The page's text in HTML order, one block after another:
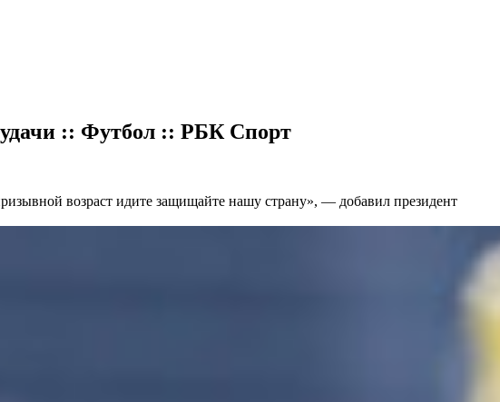
:: Футбол :: РБК Спорт
возраст идите защищайте нашу страну», — добавил президент